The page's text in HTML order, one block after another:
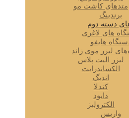
متدهای کاشت مو
برندینگ
دسته دوم
های لاغری
هایفو
لیزر موی زائد
لیزر الیت پلاس
الکساندرایت
اندیگ
کندلا
دایود
الکترولیز
واریس